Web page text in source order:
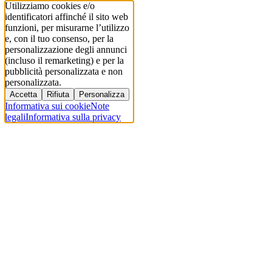
Utilizziamo cookies e/o
identificatori affinché il sito web
funzioni, per misurarne l’utilizzo
e, con il tuo consenso, per la
personalizzazione degli annunci
(incluso il remarketing) e per la
pubblicità personalizzata e non
personalizzata.
Accetta Rifiuta Personalizza
Informativa sui cookieNote
legaliInformativa sulla privacy